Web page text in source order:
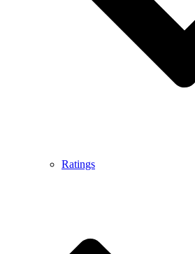
Ratings